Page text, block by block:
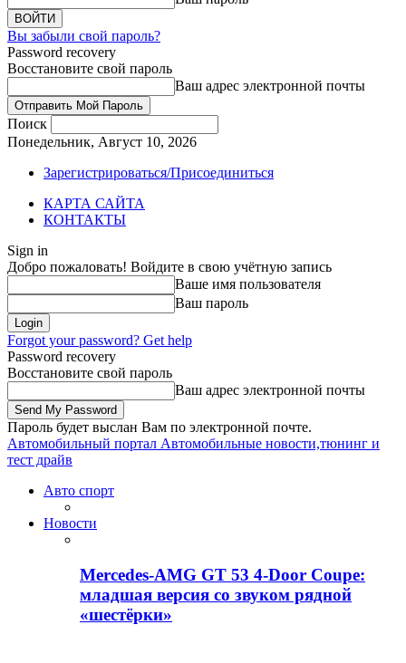
Вы забыли свой пароль?
Password recovery
Восстановите свой пароль
Ваш адрес электронной почты
Поиск
Понедельник, Август 10, 2026
Зарегистрироваться/Присоединиться
КАРТА САЙТА
КОНТАКТЫ
Sign in
Добро пожаловать! Войдите в свою учётную запись
Ваше имя пользователя
Ваш пароль
Forgot your password? Get help
Password recovery
Восстановите свой пароль
Ваш адрес электронной почты
Пароль будет выслан Вам по электронной почте.
Автомобильный портал Автомобильные новости,тюнинг и
тест драйв
Авто спорт
Новости
Mercedes-AMG GT 53 4-Door Coupe:
младшая версия со звуком рядной
«шестёрки»